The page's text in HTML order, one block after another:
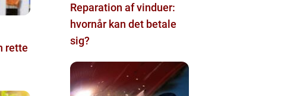
Reparation af vinduer:
hvornår kan det betale
sig?